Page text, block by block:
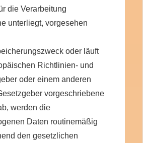
die Verarbeitung
unterliegt, vorgesehen
oder läuft
Richtlinien- und
oder einem anderen
vorgeschriebene
werden die
Daten routinemäßig
den gesetzlichen